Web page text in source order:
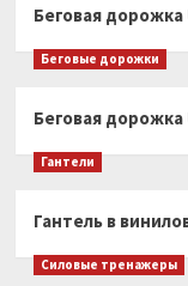
Беговая
Беговые дорожки
Беговая дорожка
Гантели
Гантель в
Силовые тренажеры